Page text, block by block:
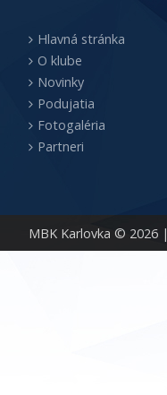
MBK Karlovka © 2026 |
Hlavná stránka
O klube
Novinky
Podujatia
Fotogaléria
Partneri